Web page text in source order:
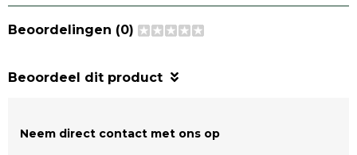
Beoordelingen (0)
Beoordeel dit product
Neem direct contact met ons op